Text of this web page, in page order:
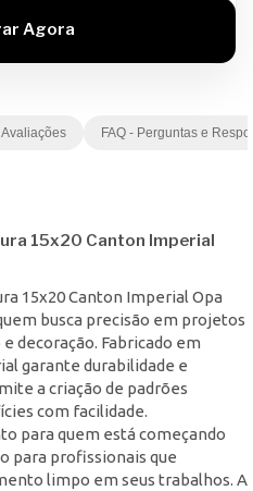
Avaliações FAQ - Perguntas e
15x20 Canton Imperial
15x20 Canton Imperial Opa
busca precisão em projetos
decoração. Fabricado em
garante durabilidade e
a criação de padrões
com facilidade.
para quem está começando
para profissionais que
limpo em seus trabalhos. A